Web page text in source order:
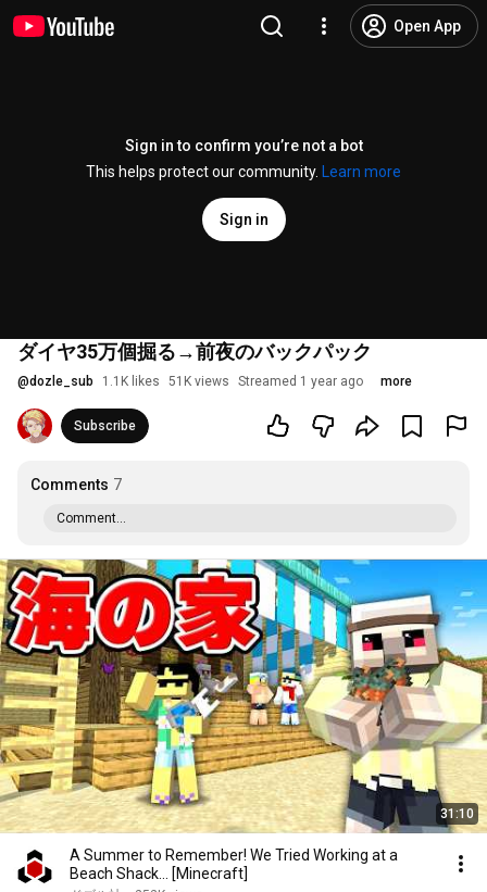
Open App
Sign in to confirm you’re not a bot
This helps protect our community.
Learn more
Sign in
ダイヤ35万個掘る→前夜のバックパック
@dozle_sub 1.1K likes 51K views Streamed 1 year ago more
Subscribe
Comments 7
Comment...
31:10
A Summer to Remember! We Tried Working at a
Beach Shack... [Minecraft]